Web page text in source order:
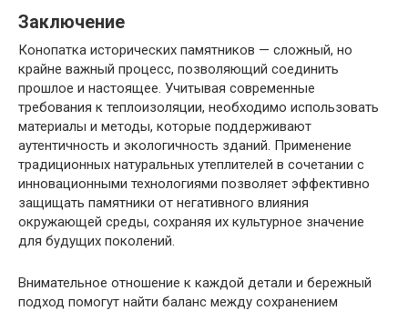
Заключение
Конопатка исторических памятников — сложный, но
крайне важный процесс, позволяющий соединить
прошлое и настоящее. Учитывая современные
требования к теплоизоляции, необходимо использовать
материалы и методы, которые поддерживают
аутентичность и экологичность зданий. Применение
традиционных натуральных утеплителей в сочетании с
инновационными технологиями позволяет эффективно
защищать памятники от негативного влияния
окружающей среды, сохраняя их культурное значение
для будущих поколений.
Внимательное отношение к каждой детали и бережный
подход помогут найти баланс между сохранением